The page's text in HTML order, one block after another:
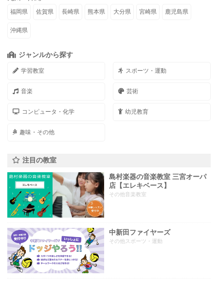
福岡県 佐賀県 長崎県 熊本県 大分県 宮崎県 鹿児島県
沖縄県
ジャンルから探す
学習教室 スポーツ・運動
音楽 芸術
コンピュータ・化学 幼児教育
趣味・その他
注目の教室
島村楽器の音楽教室 三宮オーパ
店【エレキベース】
その他音楽教室
中新田ファイヤーズ
その他スポーツ・運動